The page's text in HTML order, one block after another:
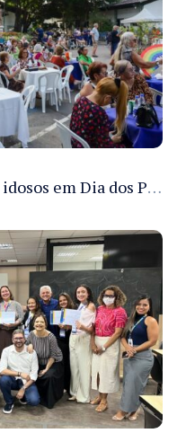
Bolerão da Saudade reúne idosos em Dia dos Pais promovido pela Fundação Dr. Thomas em Manaus